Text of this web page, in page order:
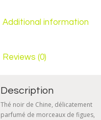
Additional information
Reviews (0)
Description
Thé noir de Chine, délicatement
parfumé de morceaux de figues,